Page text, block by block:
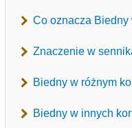
Co oznacza Biedny
Znaczenie w
Biedny w różnym
Biedny w innych